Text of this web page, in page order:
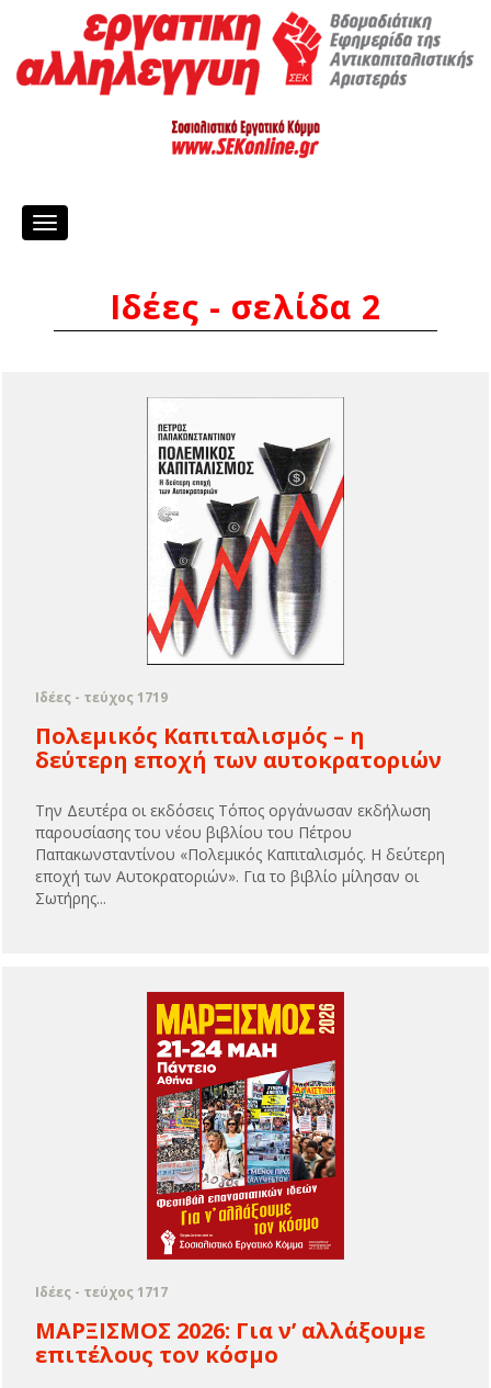
Toggle
Ιδέες - σελίδα 2
Ιδέες - τεύχος 1719
Πολεμικός Καπιταλισμός – η
δεύτερη εποχή των αυτοκρατοριών
Την Δευτέρα οι εκδόσεις Τόπος οργάνωσαν εκδήλωση
παρουσίασης του νέου βιβλίου του Πέτρου
Παπακωνσταντίνου «Πολεμικός Καπιταλισμός. Η δεύτερη
εποχή των Αυτοκρατοριών». Για το βιβλίο μίλησαν οι
Σωτήρης...
Ιδέες - τεύχος 1717
ΜΑΡΞΙΣΜΟΣ 2026: Για ν’ αλλάξουμε
επιτέλους τον κόσμο